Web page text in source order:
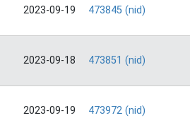
2023-09-19 473845 (nid)
2023-09-18 473851 (nid)
2023-09-19 473972 (nid)